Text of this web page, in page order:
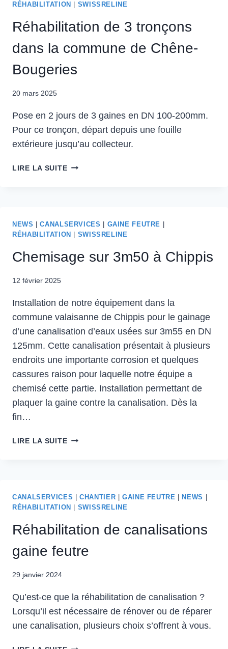
RÉHABILITATION
SWISSRELINE
Réhabilitation de 3 tronçons
dans la commune de Chêne-
Bougeries
20 mars 2025
Pose en 2 jours de 3 gaines en DN 100-200mm.
Pour ce tronçon, départ depuis une fouille
extérieure jusqu’au collecteur.
LIRE LA SUITE
NEWS |CANALSERVICES GAINE FEUTRE
RÉHABILITATION
SWISSRELINE
Chemisage sur 3m50 à Chippis
12 février 2025
Installation de notre équipement dans la
commune valaisanne de Chippis pour le gainage
d’une canalisation d’eaux usées sur 3m55 en DN
125mm. Cette canalisation présentait à plusieurs
endroits une importante corrosion et quelques
cassures raison pour laquelle notre équipe a
chemisé cette partie. Installation permettant de
plaquer la gaine contre la canalisation. Dès la
fin…
LIRE LA SUITE
CANALSERVICES |CHANTIER |GAINE FEUTRE NEWS
RÉHABILITATION
SWISSRELINE
Réhabilitation de canalisations
gaine feutre
29 janvier 2024
Qu’est-ce que la réhabilitation de canalisation ?
Lorsqu’il est nécessaire de rénover ou de réparer
une canalisation, plusieurs choix s’offrent à vous.